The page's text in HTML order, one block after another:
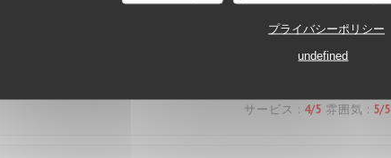
プライバシーポリシー
undefined
サービス : 4/5 雰囲気 : 5/5